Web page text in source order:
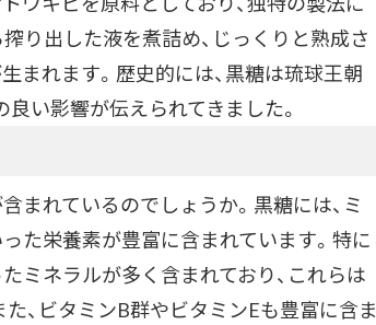
り出した液を煮詰め、じっくりと熟成さ
まれます。歴史的には、黒糖は琉球王朝
良い影響が伝えられてきました。
まれているのでしょうか。黒糖には、ミ
た栄養素が豊富に含まれています。特に
ミネラルが多く含まれており、これらは
、ビタミンB群やビタミンEも豊富に含ま